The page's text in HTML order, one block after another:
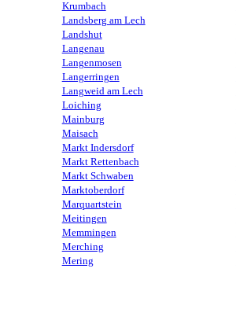
Krumbach
Landsberg am Lech
Landshut
Langenau
Langenmosen
Langerringen
Langweid am Lech
Loiching
Mainburg
Maisach
Markt Indersdorf
Markt Rettenbach
Markt Schwaben
Marktoberdorf
Marquartstein
Meitingen
Memmingen
Merching
Mering